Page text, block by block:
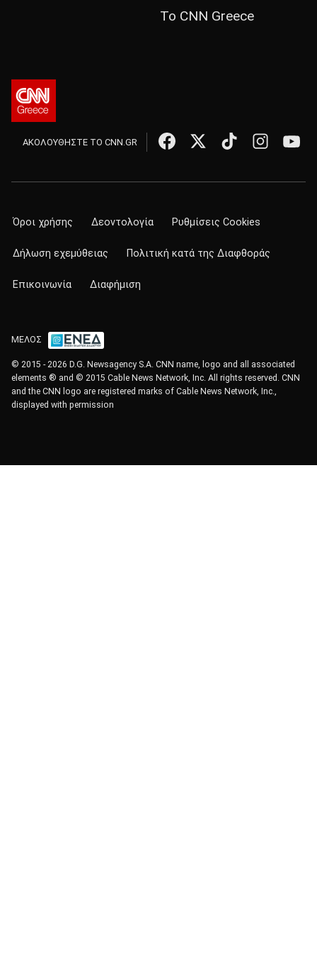
Το CNN Greece
ΑΚΟΛΟΥΘΗΣΤΕ ΤΟ CNN.GR
Όροι χρήσης Δεοντολογία Ρυθμίσεις Cookies
Δήλωση εχεμύθειας Πολιτική κατά της Διαφθοράς
Επικοινωνία Διαφήμιση
ΜΕΛΟΣ
© 2015 - 2026 D.G. Newsagency S.A. CNN name, logo and all associated
elements ® and © 2015 Cable News Network, Inc. All rights reserved. CNN
and the CNN logo are registered marks of Cable News Network, Inc.,
displayed with permission